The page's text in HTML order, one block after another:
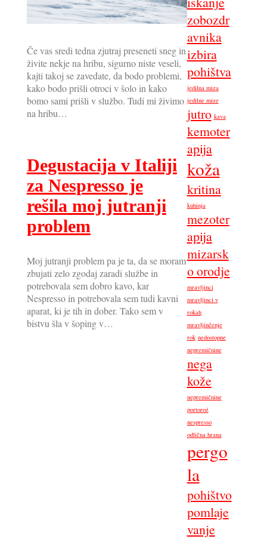
Če vas sredi tedna zjutraj preseneti sneg in
živite nekje na hribu, sigurno niste veseli,
kajti takoj se zavedate, da bodo problemi,
kako bodo prišli otroci v šolo in kako
bomo sami prišli v službo. Tudi mi živimo
na hribu…
Degustacija v Italiji
za Nespresso je
rešila moj jutranji
problem
Moj jutranji problem pa je ta, da se moram
zbujati zelo zgodaj zaradi službe in
potrebovala sem dobro kavo, kar
Nespresso in potrebovala sem tudi kavni
aparat, ki je tih in dober. Tako sem v
bistvu šla v šoping v…
zobozdr
avnika
izbira
pohištva
jedilna miza
jedilne mize
jutro kava
kemoter
apija
koža
kritina
kuhinja
mezoter
apija
mizarsk
o orodje
mravljinci
mravljinci v
rokah
mravljinčenje
rok nedostopne
nepremičnine
nega
kože
nepremičnine
portorož
nespresso
odlična hrana
pergo
la
pohištvo
pomlaje
vanje